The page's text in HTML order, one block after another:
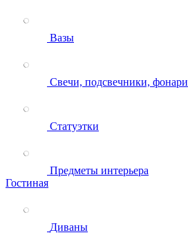
Вазы
Свечи, подсвечники, фонари
Статуэтки
Предметы интерьера
Гостиная
Диваны